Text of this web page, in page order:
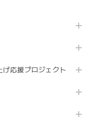
応援プロジェクト